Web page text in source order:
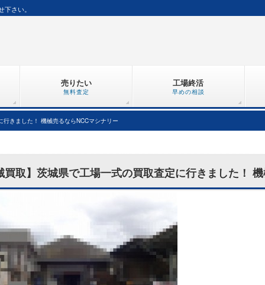
さい。
売りたい
無料査定
工場終活
早めの相談
きました！ 機械売るならNCCマシナリー
買取】茨城県で工場一式の買取査定に行きました！